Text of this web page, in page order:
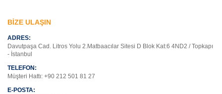
BİZE ULAŞIN
ADRES:
Davutpaşa Cad. Litros Yolu 2.Matbaacılar Sitesi D Blok Kat:6 4ND2 / Topkapı
- İstanbul
TELEFON:
Müşteri Hattı: +90 212 501 81 27
E-POSTA: